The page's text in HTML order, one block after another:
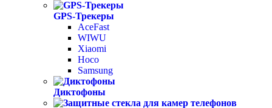
GPS-Трекеры
AceFast
WIWU
Xiaomi
Hoco
Samsung
Диктофоны